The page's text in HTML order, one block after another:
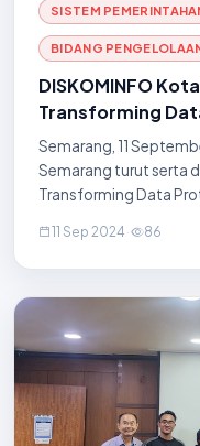
SISTEM
BIDANG
DISKOMINFO
Transforming
Solutions
Semarang, 11
Semarang turut serta
Transforming Data
Semarang. Acara ini
11 Sep 2024 · 86